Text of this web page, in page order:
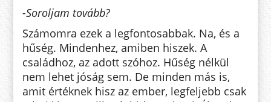
-Soroljam tovább?
Számomra ezek a legfontosabbak. Na, és a
hűség. Mindenhez, amiben hi­szek. A
családhoz, az adott szó­hoz. Hűség nélkül
nem lehet jóság sem. De minden más is,
amit érték­nek hisz az ember, legfeljebb csak